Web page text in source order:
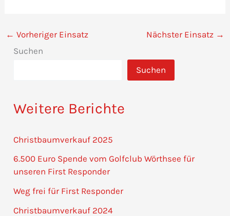
← Vorheriger Einsatz Nächster Einsatz →
Suchen
Suchen
Weitere Berichte
Christbaumverkauf 2025
6.500 Euro Spende vom Golfclub Wörthsee für
unseren First Responder
Weg frei für First Responder
Christbaumverkauf 2024